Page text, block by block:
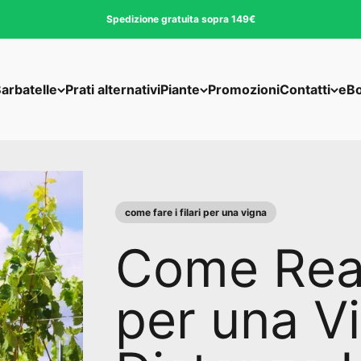
Spedizione gratuita sopra 149€
Prati alternativiPiante PromozioniContatti
come fare i filari per una vigna
Come
per una